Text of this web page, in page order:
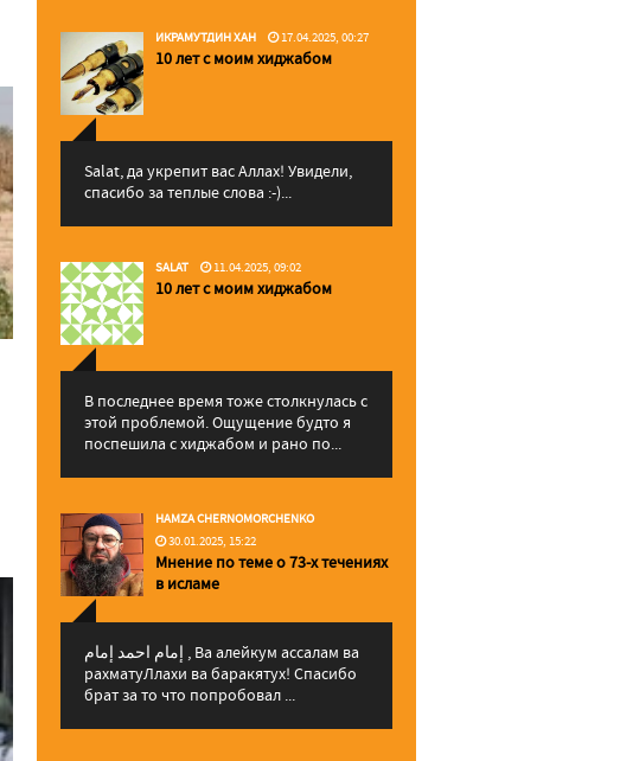
ИКРАМУТДИН ХАН 17.04.2025, 00:27
10 лет с моим хиджабом
Salat, да укрепит вас Аллаx! Увидели,
спасибо за теплые слова :-)...
SALAT 11.04.2025, 09:02
10 лет с моим хиджабом
В последнее время тоже столкнулась с
этой проблемой. Ощущение будто я
поспешила с хиджабом и рано по...
HAMZA CHERNOMORCHENKO
30.01.2025, 15:22
Мнение по теме о 73-х течениях
в исламе
إمام احمد إمام , Ва алейкум ассалам ва
рахматуЛлахи ва баракятух! Спасибо
брат за то что попробовал ...